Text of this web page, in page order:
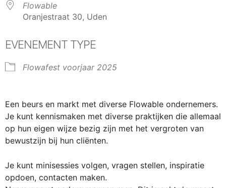
Flowable
Oranjestraat 30, Uden
EVENEMENT TYPE
Flowafest voorjaar 2025
Een beurs en markt met diverse Flowable ondernemers.
Je kunt kennismaken met diverse praktijken die allemaal
op hun eigen wijze bezig zijn met het vergroten van
bewustzijn bij hun cliënten.
Je kunt minisessies volgen, vragen stellen, inspiratie
opdoen, contacten maken.